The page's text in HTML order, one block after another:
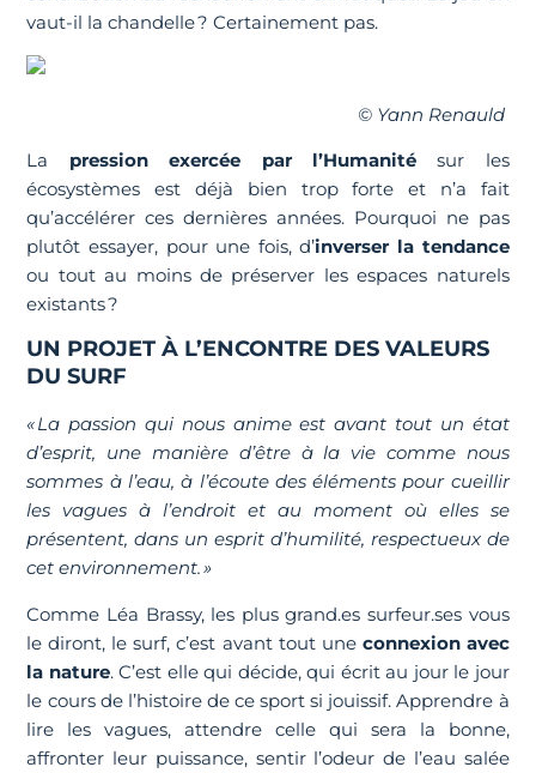
vaut-il la chandelle ? Certainement pas.
© Yann Renauld
La pression exercée par l’Humanitésur les
écosystèmes est déjà bien trop forte et n’a fait
qu’accélérer ces dernières années. Pourquoi ne pas
plutôt essayer, pour une fois, d’inverser la tendance
ou tout au moins de préserver les espaces naturels
existants ?
UN PROJET À L’ENCONTRE DES VALEURS
DU SURF
« La passion qui nous anime est avant tout un état
d’esprit, une manière d’être à la vie comme nous
sommes à l’eau, à l’écoute des éléments pour cueillir
les vagues à l’endroit et au moment où elles se
présentent, dans un esprit d’humilité, respectueux de
cet environnement. »
Comme Léa Brassy, les plus grand.es surfeur.ses vous
le diront, le surf, c’est avant tout une connexion avec
la nature. C’est elle qui décide, qui écrit au jour le jour
le cours de l’histoire de ce sport si jouissif. Apprendre à
lire les vagues, attendre celle qui sera la bonne,
affronter leur puissance, sentir l’odeur de l’eau salée